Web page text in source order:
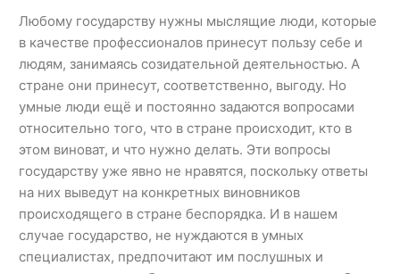
Любому государству нужны мыслящие люди, которые
в качестве профессионалов принесут пользу себе и
людям, занимаясь созидательной деятельностью. А
стране они принесут, соответственно, выгоду. Но
умные люди ещё и постоянно задаются вопросами
относительно того, что в стране происходит, кто в
этом виноват, и что нужно делать. Эти вопросы
государству уже явно не нравятся, поскольку ответы
на них выведут на конкретных виновников
происходящего в стране беспорядка. И в нашем
случае государство, не нуждаются в умных
специалистах, предпочитают им послушных и